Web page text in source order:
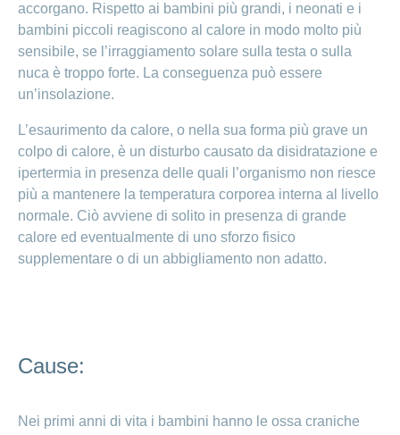
figlia o
mio
figlio è
malato
sull’allattamento:
un prezioso
supporto per la
mamma e il bebè
Allattamento
al seno:
il delicato
periodo
parto
accorgano. Rispetto ai bambini più grandi, i neonati e i
bambini piccoli reagiscono al calore in modo molto più
sensibile, se l’irraggiamento solare sulla testa o sulla
nuca è troppo forte. La conseguenza può essere
un’insolazione.
L’esaurimento da calore, o nella sua forma più grave un
colpo di calore, è un disturbo causato da disidratazione e
ipertermia in presenza delle quali l’organismo non riesce
più a mantenere la temperatura corporea interna al livello
normale. Ciò avviene di solito in presenza di grande
calore ed eventualmente di uno sforzo fisico
supplementare o di un abbigliamento non adatto.
Cause:
Nei primi anni di vita i bambini hanno le ossa craniche